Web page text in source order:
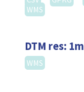
WMS
DTM res: 1m
WMS